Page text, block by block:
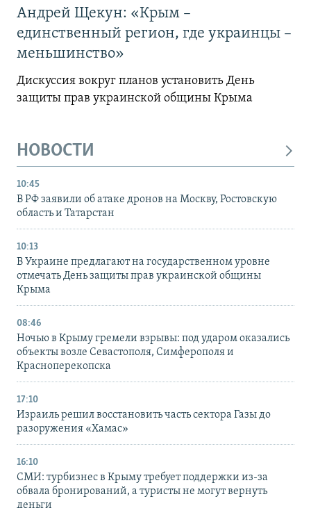
Андрей Щекун: «Крым –
единственный регион, где украинцы –
меньшинство»
Дискуссия вокруг планов установить День
защиты прав украинской общины Крыма
НОВОСТИ
10:45
В РФ заявили об атаке дронов на Москву, Ростовскую
область и Татарстан
10:13
В Украине предлагают на государственном уровне
отмечать День защиты прав украинской общины
Крыма
08:46
Ночью в Крыму гремели взрывы: под ударом оказались
объекты возле Севастополя, Симферополя и
Красноперекопска
17:10
Израиль решил восстановить часть сектора Газы до
разоружения «Хамас»
16:10
СМИ: турбизнес в Крыму требует поддержки из-за
обвала бронирований, а туристы не могут вернуть
деньги